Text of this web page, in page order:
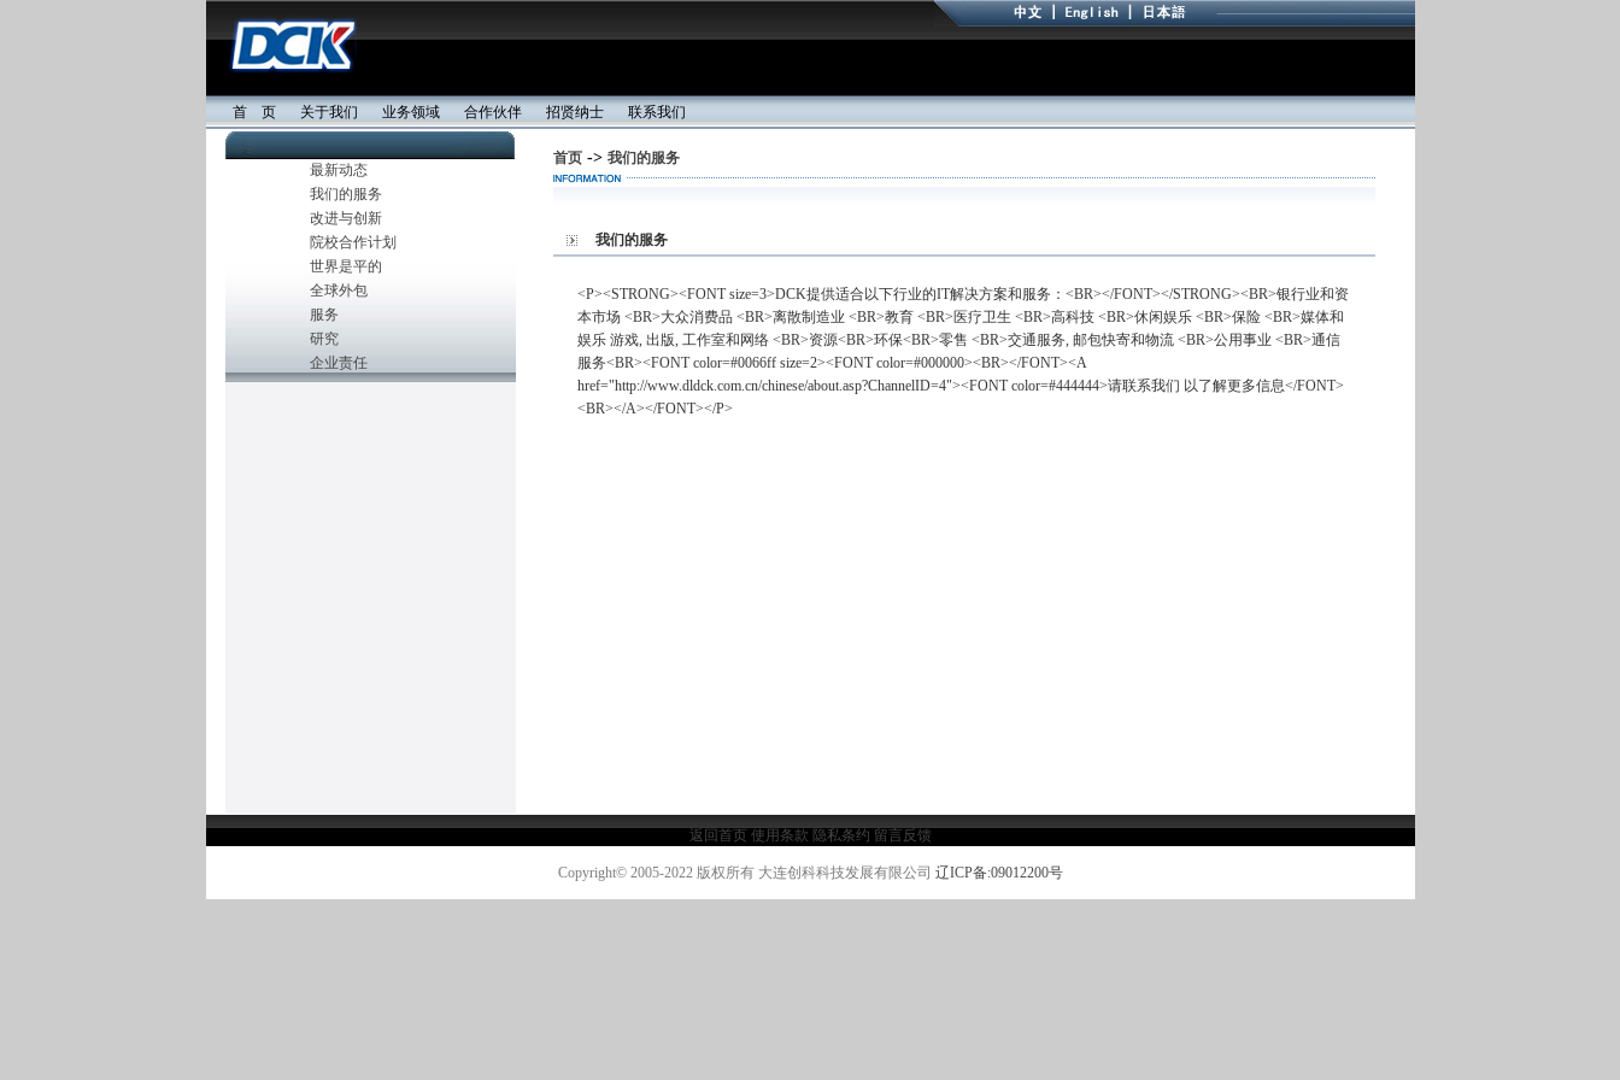
首 页 关于我们 业务领域 合作伙伴 招贤纳士 联系我们
最新动态
我们的服务
改进与创新
院校合作计划
世界是平的
全球外包
服务
研究
企业责任
首页-> 我们的服务
我们的服务
<P><STRONG><FONT size=3>DCK提供适合以下行业的IT解决方案和服务：<BR></FONT></STRONG><BR>银行业和资
本市场 <BR>大众消费品 <BR>离散制造业 <BR>教育 <BR>医疗卫生 <BR>高科技 <BR>休闲娱乐 <BR>保险 <BR>媒体和
娱乐 游戏, 出版, 工作室和网络 <BR>资源<BR>环保<BR>零售 <BR>交通服务, 邮包快寄和物流 <BR>公用事业 <BR>通信
服务<BR><FONT color=#0066ff size=2><FONT color=#000000><BR></FONT><A
href="http://www.dldck.com.cn/chinese/about.asp?ChannelID=4"><FONT color=#444444>请联系我们 以了解更多信息</FONT>
<BR></A></FONT></P>
返回首页 使用条款 隐私条约 留言反馈
Copyright© 2005-2022 版权所有 大连创科科技发展有限公司 辽ICP备:09012200号